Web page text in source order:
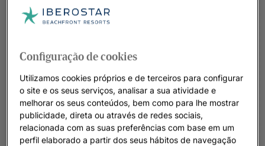
Configuração de cookies
Utilizamos cookies próprios e de terceiros para configurar
o site e os seus serviços, analisar a sua atividade e
melhorar os seus conteúdos, bem como para lhe mostrar
publicidade, direta ou através de redes sociais,
relacionada com as suas preferências com base em um
perfil elaborado a partir dos seus hábitos de navegação